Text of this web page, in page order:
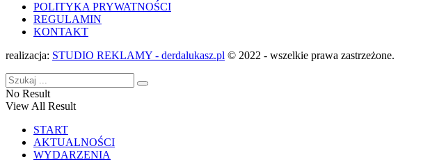
POLITYKA PRYWATNOŚCI
REGULAMIN
KONTAKT
realizacja: STUDIO REKLAMY - derdalukasz.pl © 2022 - wszelkie prawa zastrzeżone.
No Result
View All Result
START
AKTUALNOŚCI
WYDARZENIA